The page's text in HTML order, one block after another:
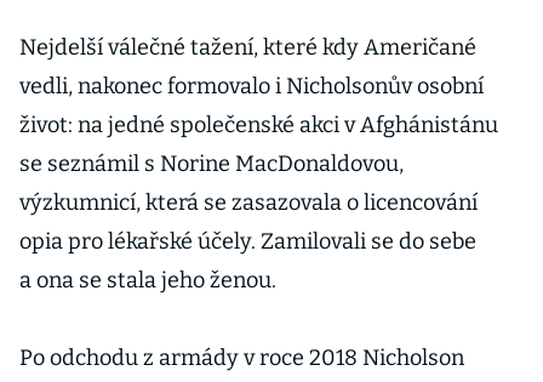
Nejdelší válečné tažení, které kdy Američané
vedli, nakonec formovalo i Nicholsonův osobní
život: na jedné společenské akci v Afghánistánu
se seznámil s Norine MacDonaldovou,
výzkumnicí, která se zasazovala o licencování
opia pro lékařské účely. Zamilovali se do sebe
a ona se stala jeho ženou.
Po odchodu z armády v roce 2018 Nicholson